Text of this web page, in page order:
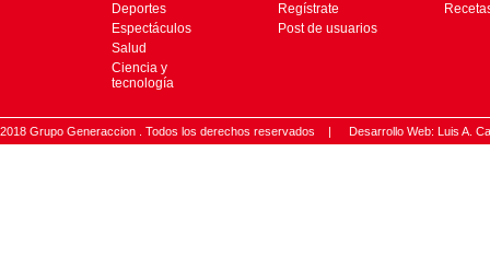
Deportes
Espectáculos
Salud
Ciencia y
tecnología
Regístrate
Post de usuarios
2018 Grupo Generaccion . Todos los derechos reservados | Desarrollo Web: Luis